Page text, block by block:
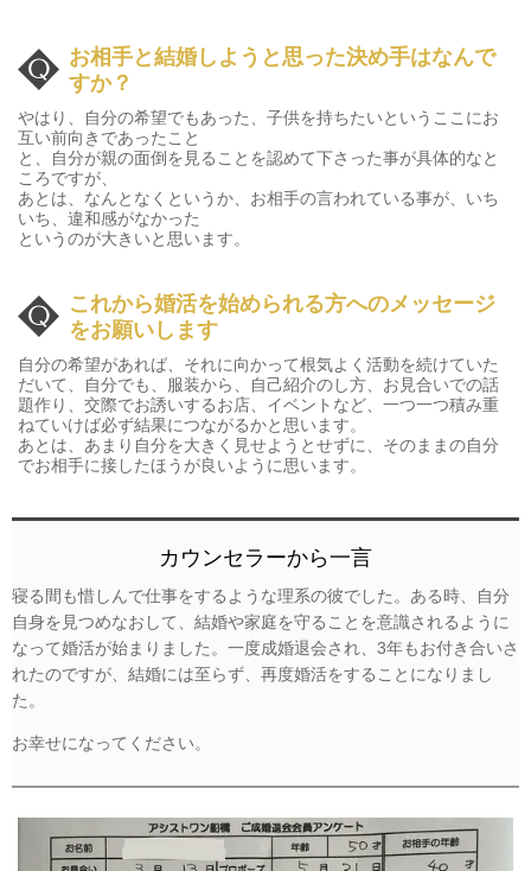
お相手と結婚しようと思った決め手はなんで
すか？
やはり、自分の希望でもあった、子供を持ちたいというここにお
互い前向きであったこと
と、自分が親の面倒を見ることを認めて下さった事が具体的なと
ころですが、
あとは、なんとなくというか、お相手の言われている事が、いち
いち、違和感がなかった
というのが大きいと思います。
これから婚活を始められる方へのメッセージ
をお願いします
自分の希望があれば、それに向かって根気よく活動を続けていた
だいて、自分でも、服装から、自己紹介のし方、お見合いでの話
題作り、交際でお誘いするお店、イベントなど、一つ一つ積み重
ねていけば必ず結果につながるかと思います。
あとは、あまり自分を大きく見せようとせずに、そのままの自分
でお相手に接したほうが良いように思います。
カウンセラーから一言
寝る間も惜しんで仕事をするような理系の彼でした。ある時、自分
自身を見つめなおして、結婚や家庭を守ることを意識されるように
なって婚活が始まりました。一度成婚退会され、3年もお付き合いさ
れたのですが、結婚には至らず、再度婚活をすることになりまし
た。
お幸せになってください。